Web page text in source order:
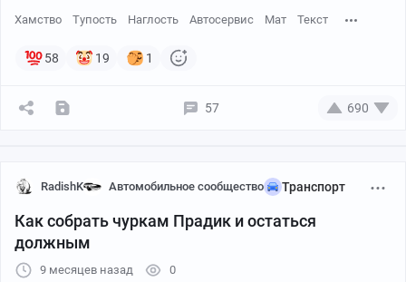
твоего начальника, с меня место под гараж, а ты им
Но насчет того, что он с этими двумя в сговоре был -
Хамство Тупость Наглость Автосервис Мат Текст
58 19 1
57 690
RadishK Автомобильное сообщество Транспорт
Как собрать чуркам Прадик и остаться
должным
9 месяцев назад 0